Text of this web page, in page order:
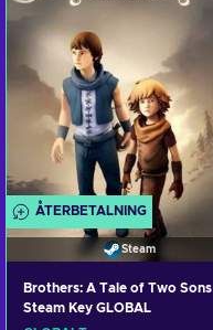
ÅTERBETALNING
Steam
Brothers: A Tale of Two Sons
Steam Key GLOBAL